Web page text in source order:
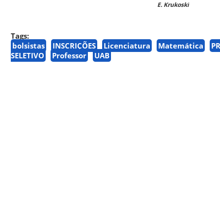
E. Krukoski
Tags:
bolsistas
INSCRIÇÕES Licenciatura Matemática
SELETIVO
Professor UAB